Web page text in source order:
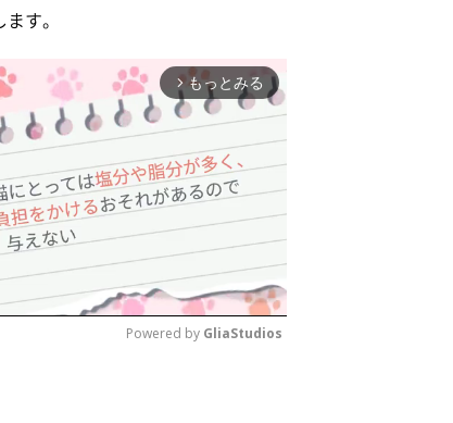
す。
arrow_forward_ios もっとみる
Powered by GliaStudios